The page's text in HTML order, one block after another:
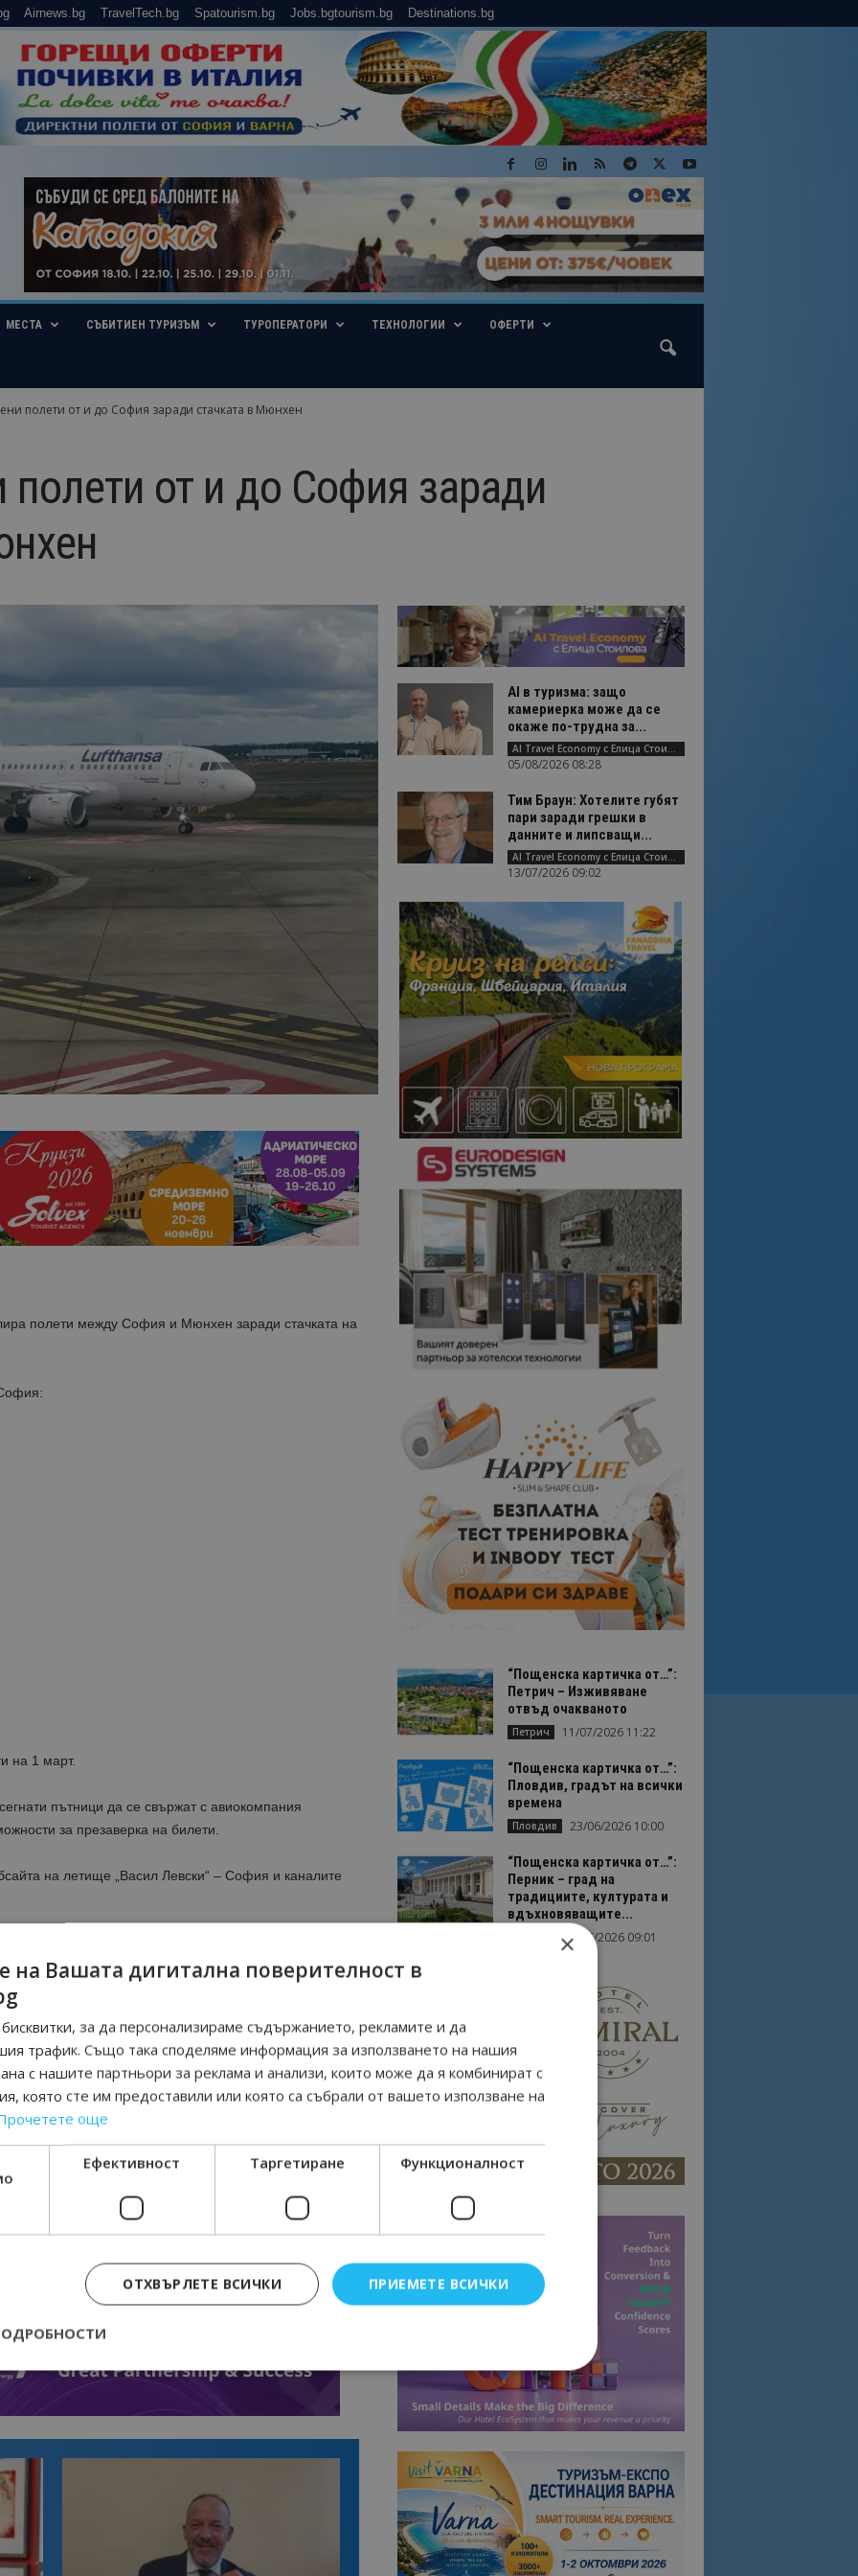
Airnews.bg TravelTech.bg Spatourism.bg Jobs.bgtourism.bg Destinations.bg
МЕСТА СЪБИТИЕН ТУРИЗЪМ ТУРОПЕРАТОРИ ТЕХНОЛОГИИ ОФЕРТИ
полети от и до София заради стачката в Мюнхен
от и до София заради
полети между София и Мюнхен заради стачката на
на 1 март.
пътници да се свържат с авиокомпания
за презаверка на билети.
на летище „Васил Левски“ – София и каналите
НА АВИОКОМПАНИИ, ТУРОПЕРАТОРИ И
КАНАЛА НА BGTOURISM.BG - ВКЛЮЧИ СЕ
в Google News Showcase
AI в туризма: защо
камериерка може да се
окаже по-трудна за...
AI Travel Economy с Елица Стоилова
05/08/2026 08:28
Тим Браун: Хотелите губят
пари заради грешки в
данните и липсващи...
AI Travel Economy с Елица Стоилова
13/07/2026 09:02
“Пощенска картичка от…”:
Петрич – Изживяване
отвъд очакваното
Петрич 11/07/2026 11:22
“Пощенска картичка от…”:
Пловдив, градът на всички
времена
Пловдив 23/06/2026 10:00
“Пощенска картичка от…”:
Перник – град на
традициите, културата и
вдъхновяващите...
17/06/2026 09:01
×
на Вашата дигитална поверителност в
за да персонализираме съдържанието, рекламите и да
трафик. Също така споделяме информация за използването на нашия
с нашите партньори за реклама и анализи, които може да я комбинират с
която сте им предоставили или която са събрали от вашето използване на
още
Ефективност Таргетиране Функционалност
ПРИЕМЕТЕ ВСИЧКИ
ОТХВЪРЛЕТЕ ВСИЧКИ
Функционалност
Уебсайтът не може да се използва правилно без строго необходими бисквитки.
Описание
7 дни
Тази бисквитка се използва, за да запомните съгласието
на потребителя за използването на бисквитки на сайта.